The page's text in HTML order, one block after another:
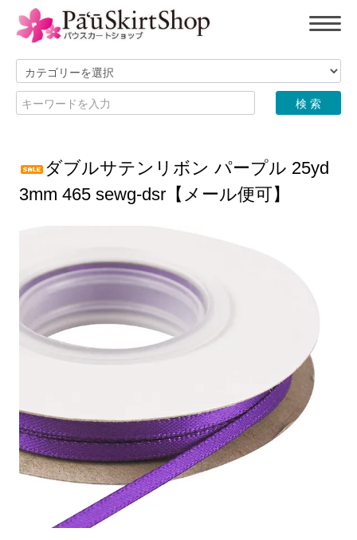
ダブルサテンリボン パープル 25yd
3mm 465 sewg-dsr【メール便可】